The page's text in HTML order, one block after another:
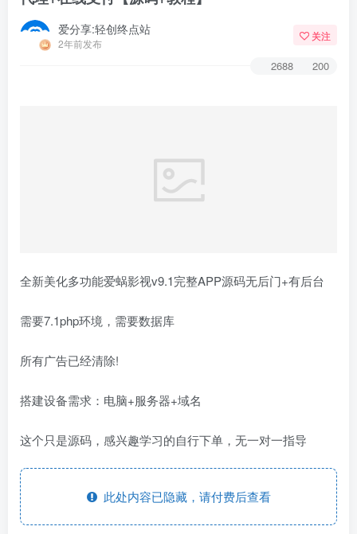
爱分享:轻创终点站
2年前发布
关注
2688 200
全新美化多功能爱蜗影视v9.1完整APP源码无后门+有后台
需要7.1php环境，需要数据库
所有广告已经清除!
搭建设备需求：电脑+服务器+域名
这个只是源码，感兴趣学习的自行下单，无一对一指导
此处内容已隐藏，请付费后查看